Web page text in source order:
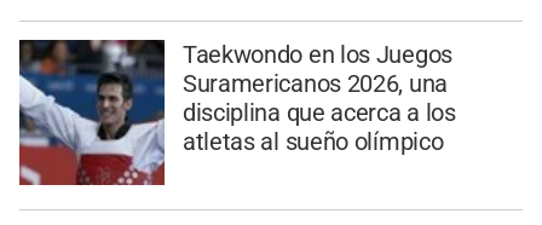
Taekwondo en los Juegos
Suramericanos 2026, una
disciplina que acerca a los
atletas al sueño olímpico